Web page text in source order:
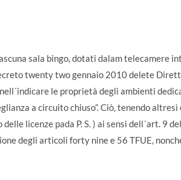
sala bingo, dotati dalam telecamere
twenty two gennaio 2010 delete
le proprietà degli ambienti
a circuito chiuso”. Ciò, tenendo
licenze pada P. S. ) ai sensi dell´art. 9 del
degli articoli forty nine e 56 TFUE,